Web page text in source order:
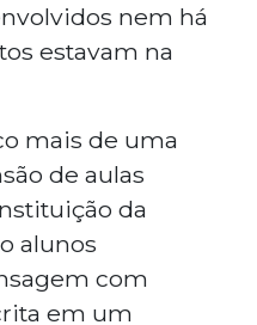
nem há
estavam na
mais de uma
de aulas
da
alunos
com
em um